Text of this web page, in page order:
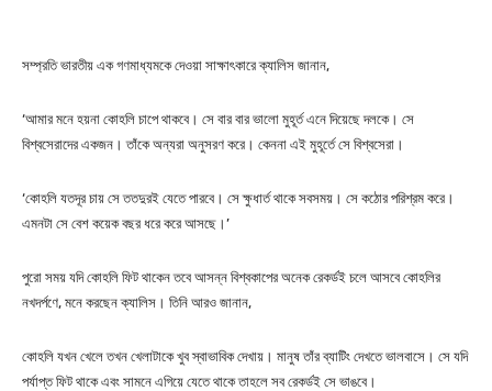
সম্প্রতি ভারতীয় এক গণমাধ্যমকে দেওয়া সাক্ষাৎকারে ক্যালিস জানান,
‘আমার মনে হয়না কোহলি চাপে থাকবে। সে বার বার ভালো মুহূর্ত এনে দিয়েছে দলকে। সে
বিশ্বসেরাদের একজন। তাঁকে অন্যরা অনুসরণ করে। কেননা এই মুহূর্তে সে বিশ্বসেরা।
‘কোহলি যতদূর চায় সে ততদুরই যেতে পারবে। সে ক্ষুধার্ত থাকে সবসময়। সে কঠোর পরিশ্রম করে।
এমনটা সে বেশ কয়েক বছর ধরে করে আসছে।’
পুরো সময় যদি কোহলি ফিট থাকেন তবে আসন্ন বিশ্বকাপের অনেক রেকর্ডই চলে আসবে কোহলির
নখদর্পণে, মনে করছেন ক্যালিস। তিনি আরও জানান,
কোহলি যখন খেলে তখন খেলাটাকে খুব স্বাভাবিক দেখায়। মানুষ তাঁর ব্যাটিং দেখতে ভালবাসে। সে যদি
পর্যাপ্ত ফিট থাকে এবং সামনে এগিয়ে যেতে থাকে তাহলে সব রেকর্ডই সে ভাঙবে।